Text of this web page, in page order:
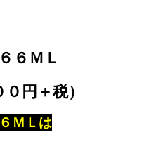
６ＭＬ
０円＋税）
ＭＬは